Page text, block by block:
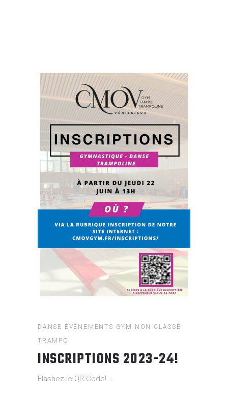
DANSE ÉVÈNEMENTS GYM
NON CLASSÉ
TRAMPO
INSCRIPTIONS 2023-24!
Flashez le QR Code!